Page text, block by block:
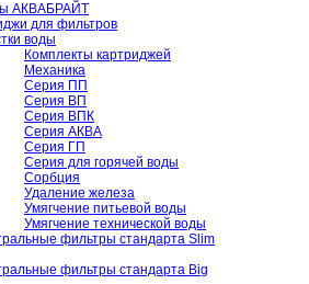
АКВАБРАЙТ
для фильтров
воды
Комплекты картриджей
Механика
Серия ПП
Серия ВП
Серия ВПК
Серия АКВА
Серия ГП
Серия для горячей воды
Сорбция
Удаление железа
Умягчение питьевой воды
Умягчение технической воды
фильтры стандарта Slim
фильтры стандарта Big